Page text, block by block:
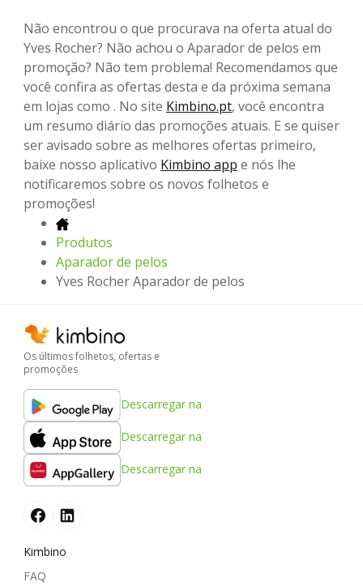
Não encontrou o que procurava na oferta atual do
Yves Rocher? Não achou o Aparador de pelos em
promoção? Não tem problema! Recomendamos que
você confira as ofertas desta e da próxima semana
em lojas como . No site Kimbino.pt, você encontra
um resumo diário das promoções atuais. E se quiser
ser avisado sobre as melhores ofertas primeiro,
baixe nosso aplicativo Kimbino app e nós lhe
notificaremos sobre os novos folhetos e
promoções!
Produtos
Aparador de pelos
Yves Rocher Aparador de pelos
Os últimos folhetos, ofertas e
promoções
Descarregar na
Descarregar na
Descarregar na
Kimbino
FAQ